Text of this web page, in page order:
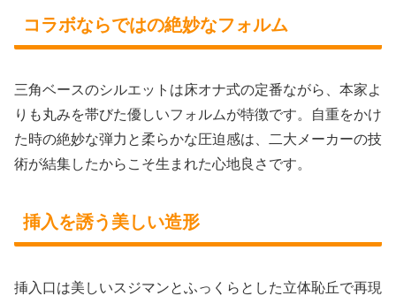
コラボならではの絶妙なフォルム
三角ベースのシルエットは床オナ式の定番ながら、本家よ
りも丸みを帯びた優しいフォルムが特徴です。自重をかけ
た時の絶妙な弾力と柔らかな圧迫感は、二大メーカーの技
術が結集したからこそ生まれた心地良さです。
挿入を誘う美しい造形
挿入口は美しいスジマンとふっくらとした立体恥丘で再現